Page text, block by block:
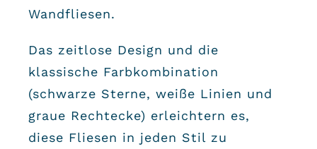
Wandfliesen.
Das zeitlose Design und die
klassische Farbkombination
(schwarze Sterne, weiße Linien und
graue Rechtecke) erleichtern es,
diese Fliesen in jeden Stil zu